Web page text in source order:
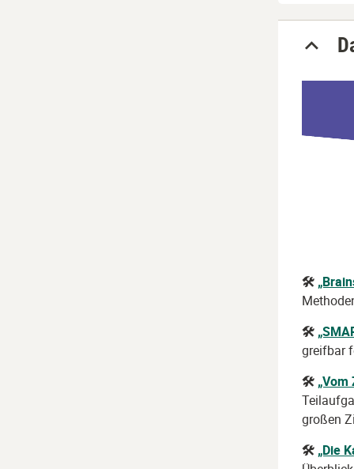
🛠
🛠
greifbar
🛠
großen
🛠 „Die